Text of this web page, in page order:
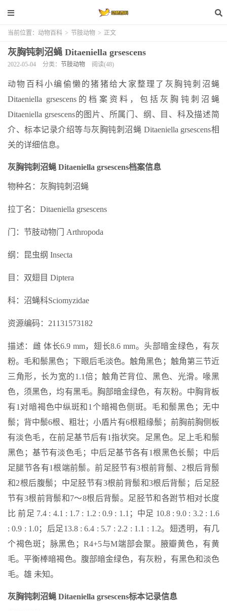
当前位置： 动物百科 > 节肢动物 > 正文
灰胸钝刺沼蝇 Ditaeniella grsescens
2022-05-04 分类： 节肢动物 阅读(48)
动物百科小编偷懒的猪猪给大家整理了灰胸钝刺沼蝇
Ditaeniella grsescens的档案资料，包括灰胸钝刺沼蝇
Ditaeniella grsescens的图片、所属门、纲、目、科及描述简
介、标本记录介绍等与灰胸钝刺沼蝇 Ditaeniella grsescens相
关的详细信息。
灰胸钝刺沼蝇 Ditaeniella grsescens档案信息
物种名：灰胸钝刺沼蝇
拉丁名：Ditaeniella grsescens
门：节肢动物门 Arthropoda
纲：昆虫纲 Insecta
目：双翅目 Diptera
科：沼蝇科Sciomyzidae
资源编码：21131573182
描述：雌 体长6.9 mm，翅长8.6 mm。头部暗金绿色，有灰
粉。毛和鬃黑色；下眼后毛淡色。触角黑色；触角第三节近
三角形，长为宽的1.1倍；触角芒背位、黑色、光滑。喙黑
色，须黑色，均有黑毛。胸部暗金绿色，有灰粉。中胸背板
有1对暗褐色中纵斑和1个暗褐色侧斑。毛和鬃黑色；无中
鬃；背中鬃6根、粗壮；小盾片有6根粗缘鬃；前胸前胸侧板
有淡色毛，在前足基节后有1指状突。足黑色。足上毛和鬃
黑色；基节有淡色毛；中后足基节各有1根黑色长鬃；中后
足腿节各有1根端前鬃。前足胫节有3根前背鬃、2根后背鬃
和2根后腹鬃；中足胫节有3根前背鬃和3根后背鬃；后足胫
节有3根前背鬃和7～8根后背鬃。足胫节和各跗节相对长度
比 前足 7.4 : 4.1 : 1.7 : 1.2 : 0.9 : 1.1；中足 10.8 : 9.0 : 3.2 : 1.6
: 0.9 : 1.0；后足13.8 : 6.4 : 5.7 : 2.2 : 1.1 : 1.2。翅透明，有几
个褐色斑；脉黑色；R4+5与M端部会聚。腋瓣黄色，有黄
毛。平衡棒暗褐色。腹部暗金绿色，有灰粉，有黑色和淡色
毛。雄 未知。
灰胸钝刺沼蝇 Ditaeniella grsescens标本记录信息